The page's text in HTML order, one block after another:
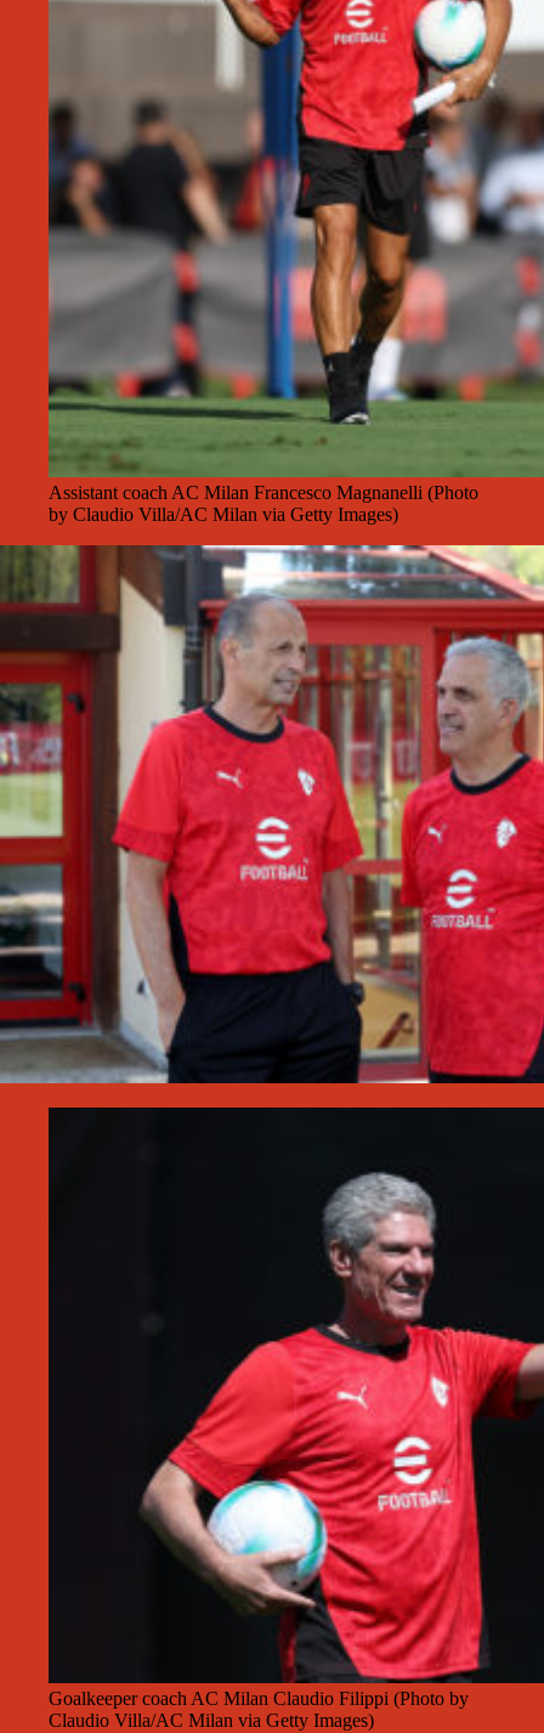
Assistant coach AC Milan Francesco Magnanelli (Photo
by Claudio Villa/AC Milan via Getty Images)
Goalkeeper coach AC Milan Claudio Filippi (Photo by
Claudio Villa/AC Milan via Getty Images)